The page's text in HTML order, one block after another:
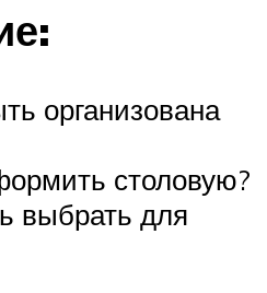
организована
столовую?
выбрать для